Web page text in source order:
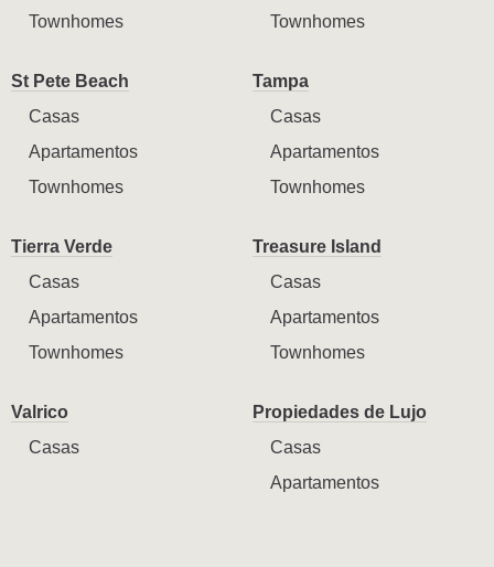
Townhomes
Townhomes
St Pete Beach
Casas
Apartamentos
Townhomes
Tampa
Casas
Apartamentos
Townhomes
Tierra Verde
Casas
Apartamentos
Townhomes
Treasure Island
Casas
Apartamentos
Townhomes
Valrico
Casas
Propiedades de Lujo
Casas
Apartamentos